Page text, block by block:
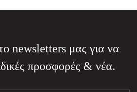
newsletters μας για να
προσφορές & νέα.